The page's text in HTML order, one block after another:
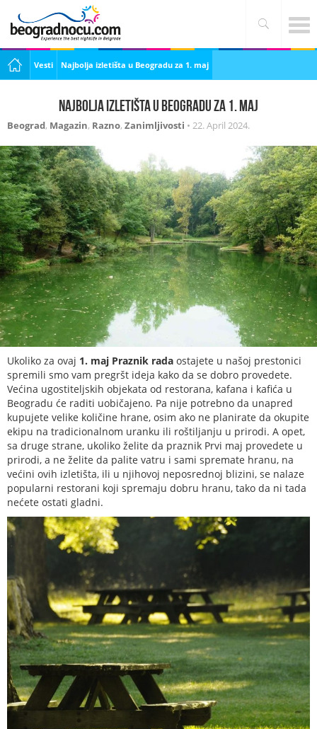
Vesti Najbolja izletišta u Beogradu za 1. maj
Najbolja izletišta u Beogradu za 1. maj
Beograd, Magazin, Razno, Zanimljivosti • 22. April 2024.
Ukoliko za ovaj 1. maj Praznik rada ostajete u našoj prestonici
spremili smo vam pregršt ideja kako da se dobro provedete.
Većina ugostiteljskih objekata od restorana, kafana i kafića u
Beogradu će raditi uobičajeno. Pa nije potrebno da unapred
kupujete velike količine hrane, osim ako ne planirate da okupite
ekipu na tradicionalnom uranku ili roštiljanju u prirodi. A opet,
sa druge strane, ukoliko želite da praznik Prvi maj provedete u
prirodi, a ne želite da palite vatru i sami spremate hranu, na
većini ovih izletišta, ili u njihovoj neposrednoj blizini, se nalaze
popularni restorani koji spremaju dobru hranu, tako da ni tada
nećete ostati gladni.